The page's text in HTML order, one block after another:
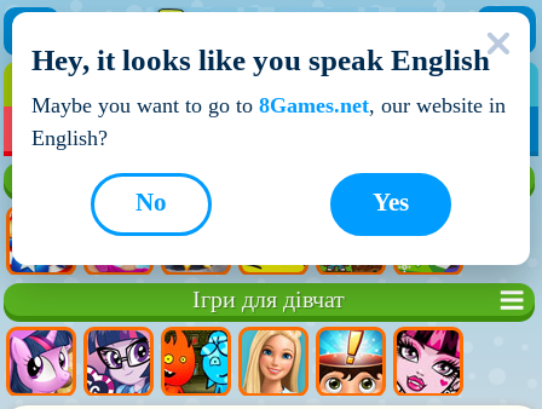
НОВІ ІГРИ
Ігри для дівчат
Hey, it looks like you speak English
Maybe you want to go to 8Games.net, our website in
English?
Yes
No